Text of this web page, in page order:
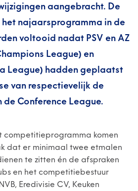
aangebracht. De
najaarsprogramma in de
voltooid nadat PSV en AZ
League) en
League) hadden geplaatst
van respectievelijk de
de Conference League.
competitieprogramma komen
dat er minimaal twee etmalen
te zitten én de afspraken
en het competitiebestuur
Eredivisie CV, Keuken